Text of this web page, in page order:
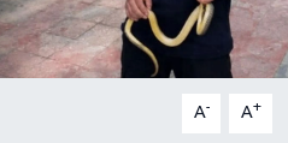
A- A+